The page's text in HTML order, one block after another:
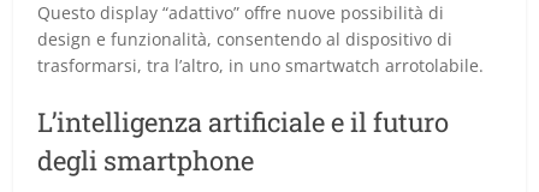
Questo display “adattivo” offre nuove possibilità di
design e funzionalità, consentendo al dispositivo di
trasformarsi, tra l’altro, in uno smartwatch arrotolabile.
L’intelligenza artificiale e il futuro
degli smartphone